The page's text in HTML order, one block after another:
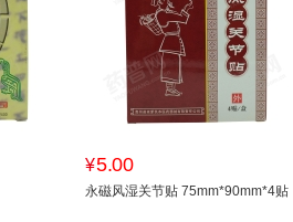
¥5.00
永磁风湿关节贴 75mm*90mm*4贴